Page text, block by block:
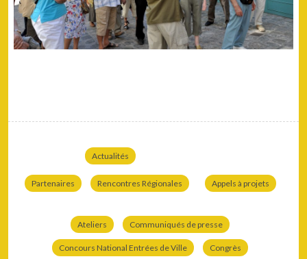
Actualités
Partenaires Rencontres Régionales Appels à projets
Ateliers Communiqués de presse
Concours National Entrées de Ville Congrès